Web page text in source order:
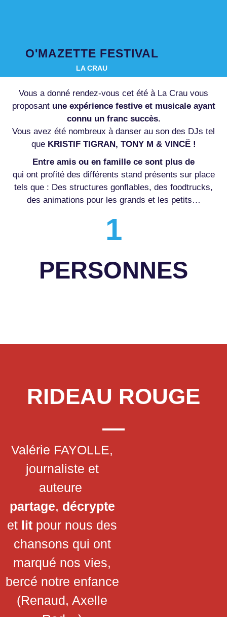
O'MAZETTE FESTIVAL
LA CRAU
Vous a donné rendez-vous cet été à La Crau vous
proposant une expérience festive et musicale ayant
connu un franc succès.
Vous avez été nombreux à danser au son des DJs tel
que KRISTIF TIGRAN, TONY M & VINCË !
Entre amis ou en famille ce sont plus de
qui ont profité des différents stand présents sur place
tels que : Des structures gonflables, des foodtrucks,
des animations pour les grands et les petits…
PERSONNES
1
RIDEAU ROUGE
Valérie FAYOLLE,
journaliste et
auteure
partage, décrypte
et lit pour nous des
chansons qui ont
marqué nos vies,
bercé notre enfance
(Renaud, Axelle